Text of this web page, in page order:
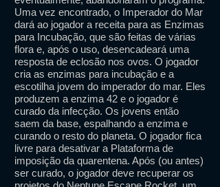
Uma vez encontrado, o Imperador do Mar
dará ao jogador a receita para as Enzimas
para Incubação, que são feitas de várias
flora e, após o uso, desencadeará uma
resposta de eclosão nos ovos. O jogador
cria as enzimas para incubação e a
escotilha jovem do imperador do mar. Eles
produzem a enzima 42 e o jogador é
curado da infecção. Os jovens então
saem da base, espalhando a enzima e
curando o resto do planeta. O jogador fica
livre para desativar a Plataforma de
imposição da quarentena. Após (ou antes)
ser curado, o jogador deve recuperar os